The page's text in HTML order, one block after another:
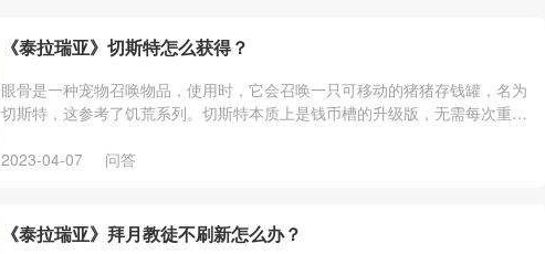
《泰拉瑞亚》切斯特怎么获得？
眼骨是一种宠物召唤物品，使用时，它会召唤一只可移动的猪猪存钱罐，名为
切斯特，这参考了饥荒系列。切斯特本质上是钱币槽的升级版，无需每次重新
2023-04-07
问答
《泰拉瑞亚》拜月教徒不刷新怎么办？